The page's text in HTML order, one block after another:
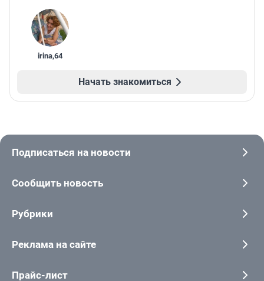
irina,64
Начать знакомиться
Подписаться на новости
Сообщить новость
Рубрики
Реклама на сайте
Прайс-лист